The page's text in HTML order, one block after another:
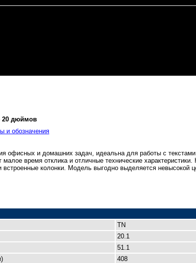
20 дюймов
и обозначения
офисных и домашних задач, идеальна для работы с
малое время отклика и отличные технические
встроенные колонки. Модель выгодно выделяется невысокой
TN
20.1
51.1
408